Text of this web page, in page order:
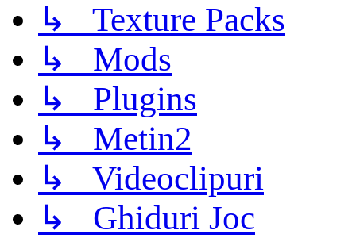
↳ Texture Packs
↳ Mods
↳ Plugins
↳ Metin2
↳ Videoclipuri
↳ Ghiduri Joc